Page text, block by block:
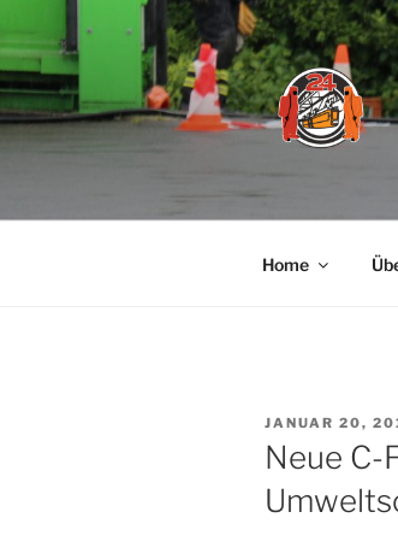
Inhalt
springen
Home
AM
JANUAR 20,
Neue C-